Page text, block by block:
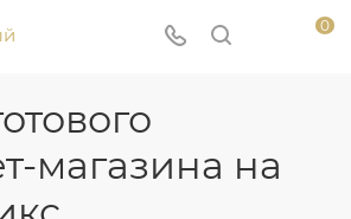
0
магазина на